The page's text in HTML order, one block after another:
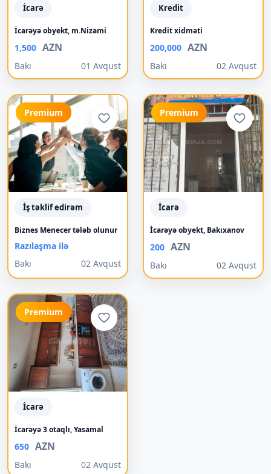
İcarə
İcarəyə obyekt, m.Nizami
1,500 AZN
Bakı 01 Avqust
Kredit
Kredit xidməti
200,000 AZN
Bakı 02 Avqust
Premium
İş təklif edirəm
Biznes Menecer tələb olunur
Razılaşma ilə
Bakı
02 Avqust
Premium
İcarə
İcarəyə obyekt, Bakıxanov
200 AZN
Bakı 02 Avqust
Premium
İcarə
İcarəyə 3 otaqlı, Yasamal
650 AZN
Bakı 02 Avqust